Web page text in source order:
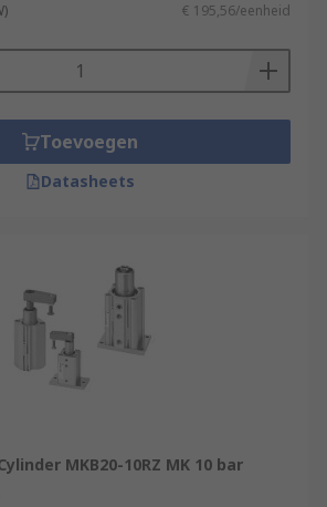
€ 195,56/eenheid
Toevoegen
Datasheets
MKB20-10RZ MK 10 bar